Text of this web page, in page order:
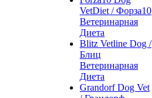
VetDiet / Форза10
Ветеринарная
Диета
Blitz Vetline Dog /
Блиц
Ветеринарная
Диета
Grandorf Dog Vet